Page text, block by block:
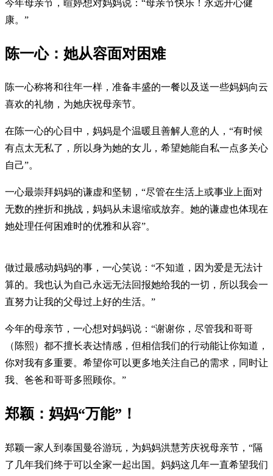
今年母亲节，暄婷想对妈妈说：“母亲节快乐！永远开心健
康。”
陈一心：她从容面对困难
陈一心称将和往年一样，准备丰盛的一餐以及送一些妈妈向云
喜欢的礼物，为她庆祝母亲节。
在陈一心的心目中，妈妈是个温暖且善解人意的人，“有时候
有点太无私了，所以身为她的女儿，希望她能自私一点多关心
自己”。
一心最崇拜妈妈的谦虚和坚韧，“尽管在生活上或事业上面对
无数的挫折和挑战，妈妈从未退缩或放弃。她的谦虚也体现在
她处理任何困难时的优雅和从容”。
做过最感动妈妈的事，一心笑说：“不知道，因为爱是无法计
算的。我也认为自己永远无法回报她给我的一切，所以我会一
直努力让我的父母过上好的生活。”
今年的母亲节，一心想对妈妈说：“谢谢你，尽管我和哥哥
（陈熙）都不擅长表达情感，但相信我们的行动能让你知道，
你对我有多重要。希望你可以更多地关注自己的需求，同时让
我、爸爸和哥哥多照顾你。”
郑颖：妈妈“万能”！
郑颖一家人到泰国曼谷游玩，为妈妈洪慧芳庆祝母亲节，“隔
了几年我们终于可以全家一起出国。妈妈这几年一直希望我们